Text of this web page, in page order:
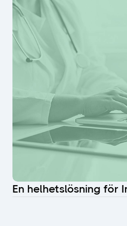
En helhetslösning för